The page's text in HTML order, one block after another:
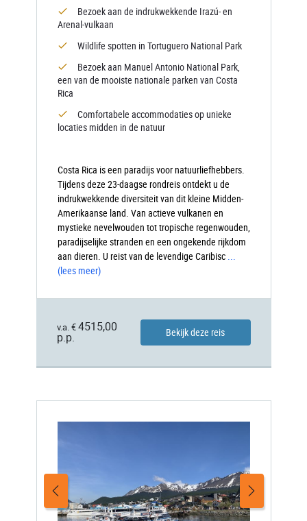
Bezoek aan de indrukwekkende Irazú- en
Arenal-vulkaan
Wildlife spotten in Tortuguero National Park
Bezoek aan Manuel Antonio National Park,
een van de mooiste nationale parken van Costa
Rica
Comfortabele accommodaties op unieke
locaties midden in de natuur
Costa Rica is een paradijs voor natuurliefhebbers.
Tijdens deze 23-daagse rondreis ontdekt u de
indrukwekkende diversiteit van dit kleine Midden-
Amerikaanse land. Van actieve vulkanen en
mystieke nevelwouden tot tropische regenwouden,
paradijselijke stranden en een ongekende rijkdom
aan dieren. U reist van de levendige Caribisc ...
(lees meer)
v.a. € 4515,00
p.p.
Bekijk deze reis